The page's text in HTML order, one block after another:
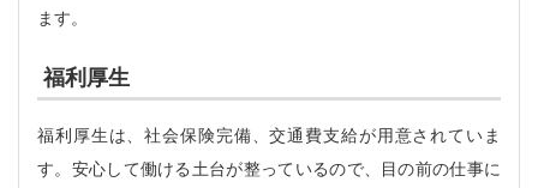
ます。
福利厚生
福利厚生は、社会保険完備、交通費支給が用意されていま
す。安心して働ける土台が整っているので、目の前の仕事に